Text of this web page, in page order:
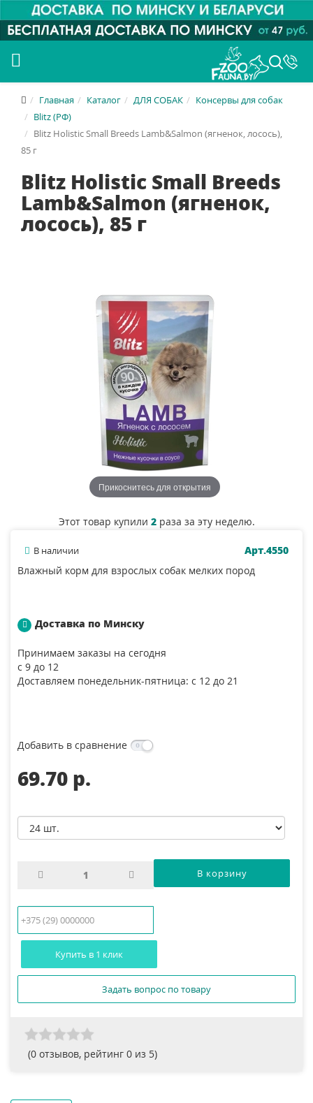
Главная Каталог ДЛЯ СОБАК
Консервы для собак
Blitz (РФ)
Blitz Holistic Small Breeds Lamb&Salmon (ягненок, лосось),
85 г
Blitz Holistic Small Breeds
Lamb&Salmon (ягненок,
лосось), 85 г
Прикоснитесь для открытия
Этот товар купили 2раза за эту неделю.
В наличии
Арт.4550
Влажный корм для взрослых собак мелких пород
Доставка по Минску
Принимаем заказы на сегодня
с 9 до 12
Доставляем понедельник-пятница: с 12 до 21
Добавить в сравнение
69.70 p.
Купить в 1 клик
Задать вопрос по товару
(0 отзывов, рейтинг 0 из 5)